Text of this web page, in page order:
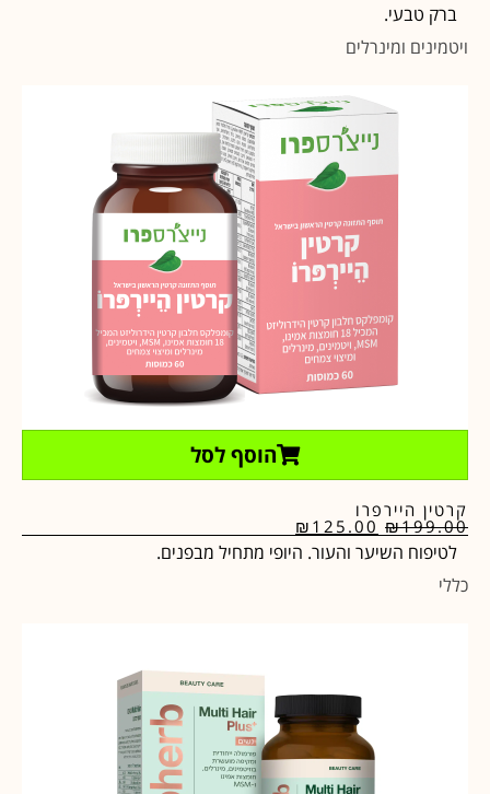
ברק טבעי.
ויטמינים ומינרלים
הוסף לסל
קרטין היירפרו
₪199.00
₪ 125.00
לטיפוח השיער והעור. היופי מתחיל מבפנים.
כללי